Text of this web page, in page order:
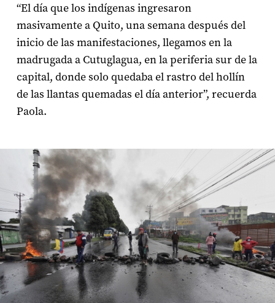
“El día que los indígenas ingresaron
masivamente a Quito, una semana después del
inicio de las manifestaciones, llegamos en la
madrugada a Cutuglagua, en la periferia sur de la
capital, donde solo quedaba el rastro del hollín
de las llantas quemadas el día anterior”, recuerda
Paola.